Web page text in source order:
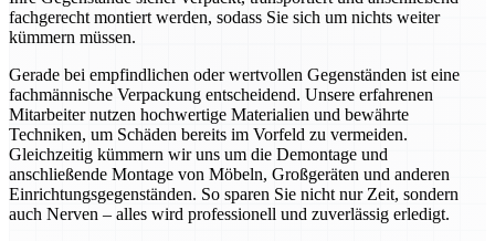
fachgerecht montiert werden, sodass Sie sich um nichts weiter
kümmern müssen.
Gerade bei empfindlichen oder wertvollen Gegenständen ist eine
fachmännische Verpackung entscheidend. Unsere erfahrenen
Mitarbeiter nutzen hochwertige Materialien und bewährte
Techniken, um Schäden bereits im Vorfeld zu vermeiden.
Gleichzeitig kümmern wir uns um die Demontage und
anschließende Montage von Möbeln, Großgeräten und anderen
Einrichtungsgegenständen. So sparen Sie nicht nur Zeit, sondern
auch Nerven – alles wird professionell und zuverlässig erledigt.